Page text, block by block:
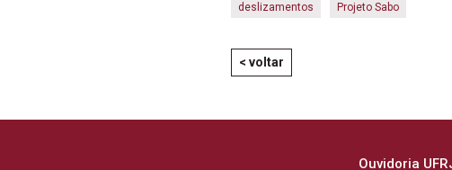
deslizamentos Projeto Sabo
< voltar
Ouvidoria